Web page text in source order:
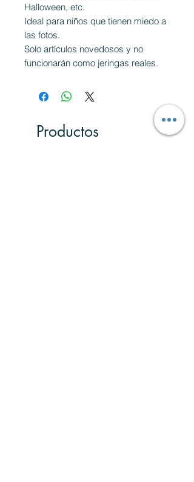
Halloween, etc.
Ideal para niños que tienen miedo a
las fotos.
Solo artículos novedosos y no
funcionarán como jeringas reales.
Productos